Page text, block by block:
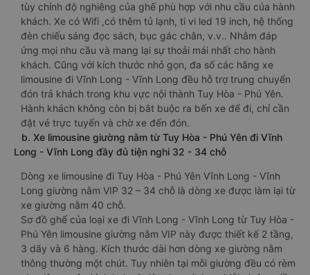
tùy chỉnh độ nghiêng của ghế phù hợp với nhu cầu của hành
khách. Xe có Wifi ,có thêm tủ lạnh, ti vi led 19 inch, hệ thống
đèn chiếu sáng đọc sách, bục gác chân, v.v.. Nhằm đáp
ứng mọi nhu cầu và mang lại sự thoải mái nhất cho hành
khách. Cũng với kích thước nhỏ gọn, đa số các hãng xe
limousine đi Vĩnh Long - Vĩnh Long đều hỗ trợ trung chuyển
đón trả khách trong khu vực nội thành Tuy Hòa - Phú Yên.
Hành khách không còn bị bắt buộc ra bến xe để đi, chỉ cần
đặt vé trực tuyến và chờ xe đến đón.
b. Xe limousine giường nằm từ Tuy Hòa - Phú Yên đi Vĩnh
Long - Vĩnh Long đầy đủ tiện nghi 32 - 34 chỗ
Dòng xe limousine đi Tuy Hòa - Phú Yên Vĩnh Long - Vĩnh
Long giường nằm VIP 32 – 34 chỗ là dòng xe được làm lại từ
xe giường nằm 40 chỗ.
Sơ đồ ghế của loại xe đi Vĩnh Long - Vĩnh Long từ Tuy Hòa -
Phú Yên limousine giường nằm VIP này được thiết kế 2 tầng,
3 dãy và 6 hàng. Kích thước dài hơn dòng xe giường nằm
thông thường một chút. Tuy nhiên tại mỗi giường đều có rèm